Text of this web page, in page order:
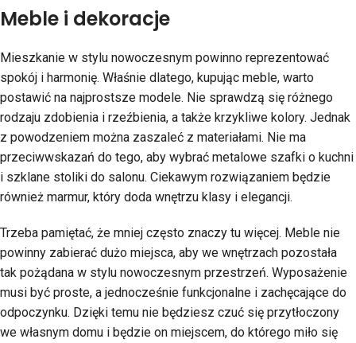
Meble i dekoracje
Mieszkanie w stylu nowoczesnym powinno reprezentować
spokój i harmonię. Właśnie dlatego, kupując meble, warto
postawić na najprostsze modele. Nie sprawdzą się różnego
rodzaju zdobienia i rzeźbienia, a także krzykliwe kolory. Jednak
z powodzeniem można zaszaleć z materiałami. Nie ma
przeciwwskazań do tego, aby wybrać metalowe szafki o kuchni
i szklane stoliki do salonu. Ciekawym rozwiązaniem będzie
również marmur, który doda wnętrzu klasy i elegancji.
Trzeba pamiętać, że mniej często znaczy tu więcej. Meble nie
powinny zabierać dużo miejsca, aby we wnętrzach pozostała
tak pożądana w stylu nowoczesnym przestrzeń. Wyposażenie
musi być proste, a jednocześnie funkcjonalne i zachęcające do
odpoczynku. Dzięki temu nie będziesz czuć się przytłoczony
we własnym domu i będzie on miejscem, do którego miło się